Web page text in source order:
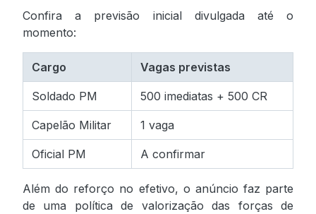
Confira a previsão inicial divulgada até o
momento:
Cargo Vagas previstas
Soldado PM 500 imediatas + 500 CR
Capelão Militar 1 vaga
Oficial PM A confirmar
Além do reforço no efetivo, o anúncio faz parte
de uma política de valorização das forças de